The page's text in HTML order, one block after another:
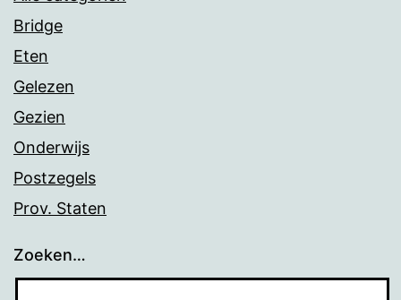
Bridge
Eten
Gelezen
Gezien
Onderwijs
Postzegels
Prov. Staten
Zoeken…